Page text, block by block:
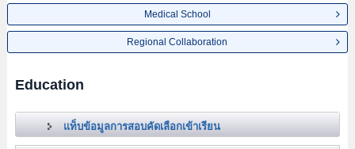
Medical School
Regional Collaboration
Education
แท็บข้อมูลการสอบคัดเลือกเข้าเรียน